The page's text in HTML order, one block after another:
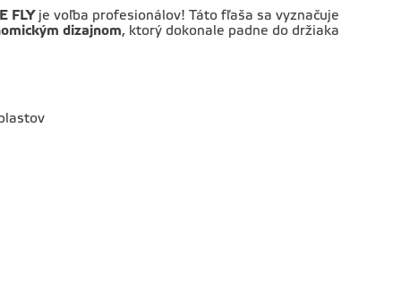
FLYje voľba profesionálov! Táto fľaša sa vyznačuje
dizajnom, ktorý dokonale padne do držiaka